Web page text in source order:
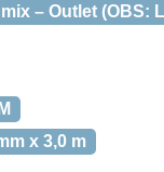
– Outlet (OBS:
x 3,0 m